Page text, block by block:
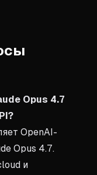
Opus 4.7
OpenAI-
Opus 4.7.
и